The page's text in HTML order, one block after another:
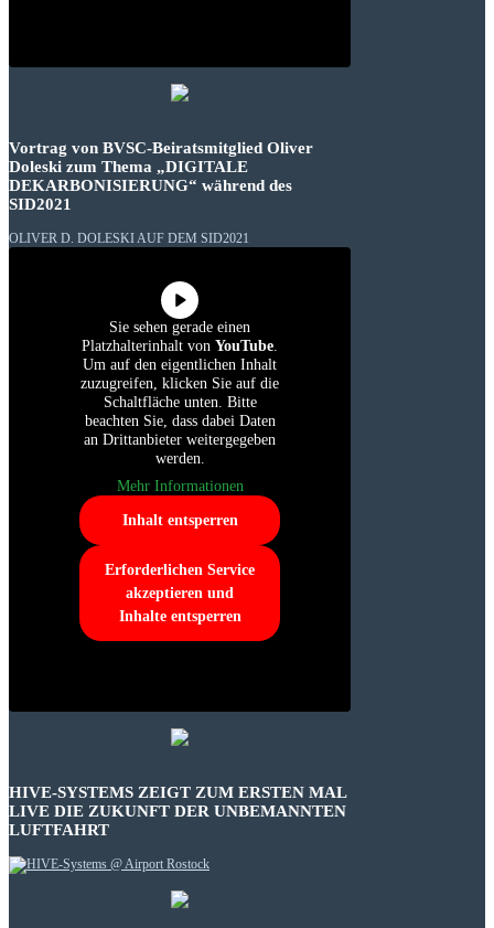
Vortrag von BVSC-Beiratsmitglied Oliver
Doleski zum Thema „DIGITALE
DEKARBONISIERUNG“ während des
SID2021
OLIVER D. DOLESKI AUF DEM SID2021
Sie sehen gerade einen
Platzhalterinhalt von YouTube.
Um auf den eigentlichen Inhalt
zuzugreifen, klicken Sie auf die
Schaltfläche unten. Bitte
beachten Sie, dass dabei Daten
an Drittanbieter weitergegeben
werden.
Mehr Informationen
Inhalt entsperren
Erforderlichen Service
akzeptieren und
Inhalte entsperren
HIVE-SYSTEMS ZEIGT ZUM ERSTEN MAL
LIVE DIE ZUKUNFT DER UNBEMANNTEN
LUFTFAHRT